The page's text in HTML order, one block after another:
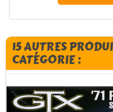
15 AUTRES
CATÉGORIE :